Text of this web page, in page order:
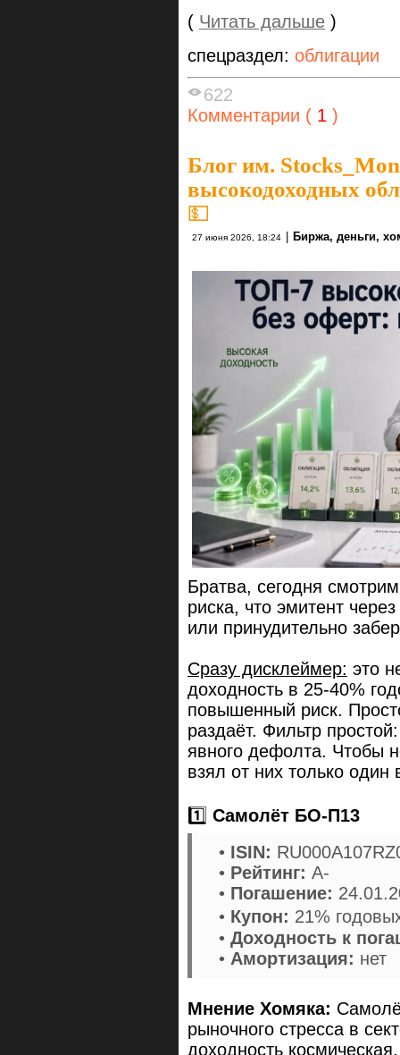
( Читать дальше )
спецраздел: облигации
622
Комментарии ( 1 )
Блог им.
высокодоходных
💵
27 июня 2026, 18:24 Биржа, деньги,
Братва, сегодня
риска, что эмитент
или принудительно
Сразу дисклеймер: это
доходность в 25-40%
повышенный риск.
раздаёт. Фильтр
явного дефолта. Чтобы
взял от них только один
1️⃣ Самолёт БО-П13
• ISIN:
• Рейтинг: A-
• Погашение:
• Купон: 21%
• Доходность к
• Амортизация: нет
Мнение Хомяка:
рыночного стресса в
доходность